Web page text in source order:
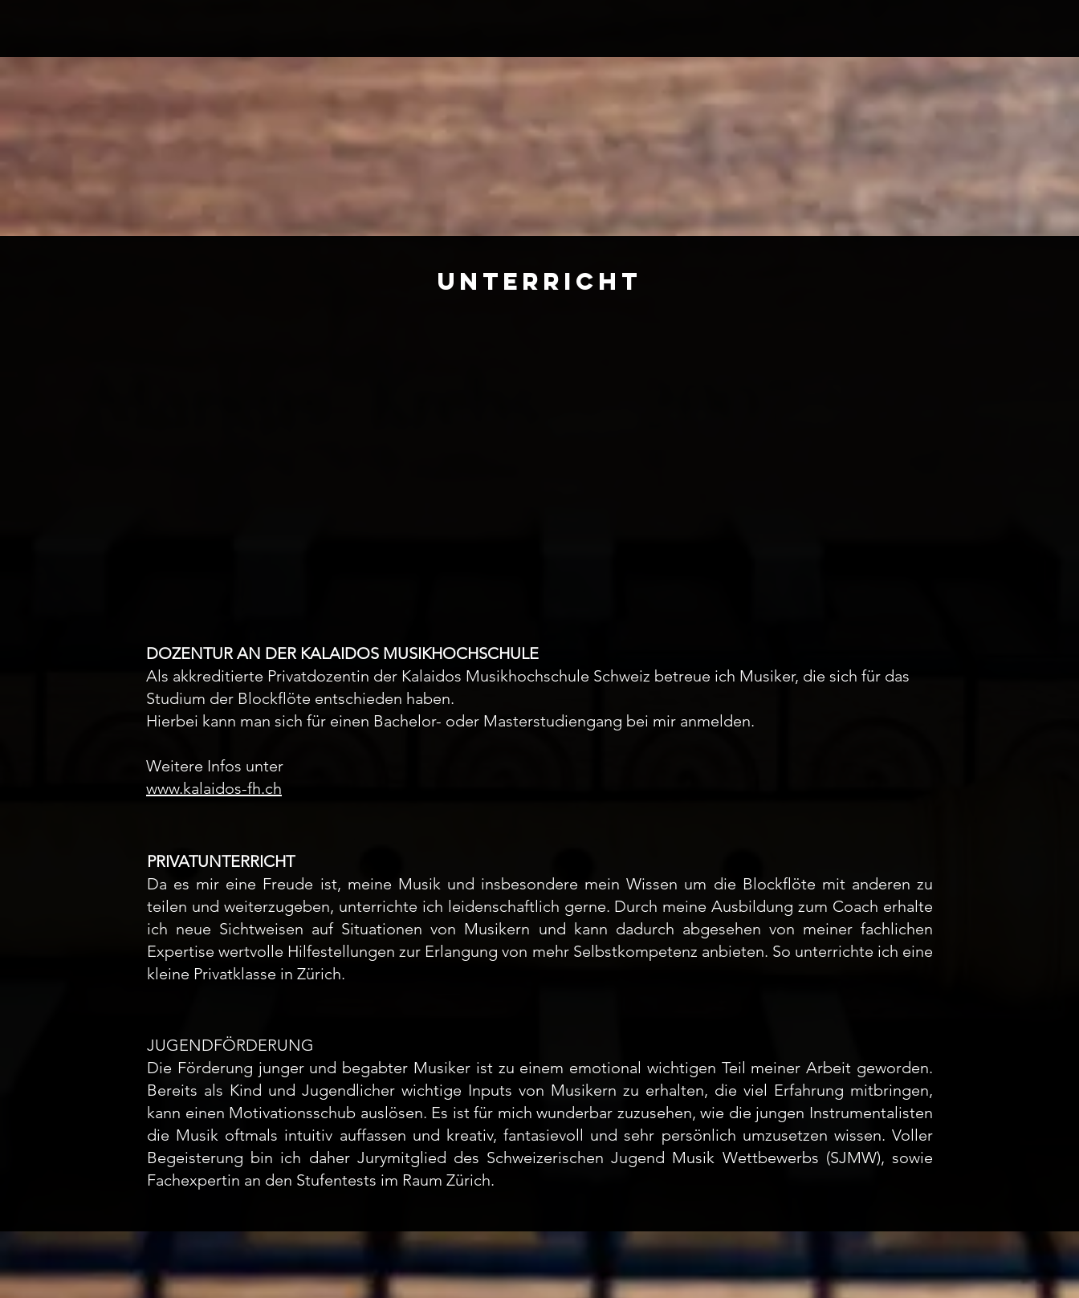
UNTERRICHT
DOZENTUR AN DER KALAIDOS MUSIKHOCHSCHULE
Als akkreditierte Privatdozentin der Kalaidos Musikhochschule Schweiz betreue ich Musiker, die sich für das
Studium der Blockflöte entschieden haben.
Hierbei kann man sich für einen Bachelor- oder Masterstudiengang bei mir anmelden.
Weitere Infos unter
www.kalaidos-fh.ch
PRIVATUNTERRICHT
Da es mir eine Freude ist, meine Musik und insbesondere mein Wissen um die Blockflöte mit anderen zu
teilen und weiterzugeben, unterrichte ich leidenschaftlich gerne. Durch meine Ausbildung zum Coach erhalte
ich neue Sichtweisen auf Situationen von Musikern und kann dadurch abgesehen von meiner fachlichen
Expertise wertvolle Hilfestellungen zur Erlangung von mehr Selbstkompetenz anbieten. So unterrichte ich eine
kleine Privatklasse in Zürich.
JUGENDFÖRDERUNG
Die Förderung junger und begabter Musiker ist zu einem emotional wichtigen Teil meiner Arbeit geworden.
Bereits als Kind und Jugendlicher wichtige Inputs von Musikern zu erhalten, die viel Erfahrung mitbringen,
kann einen Motivationsschub auslösen. Es ist für mich wunderbar zuzusehen, wie die jungen Instrumentalisten
die Musik oftmals intuitiv auffassen und kreativ, fantasievoll und sehr persönlich umzusetzen wissen. Voller
Begeisterung bin ich daher Jurymitglied des Schweizerischen Jugend Musik Wettbewerbs (SJMW), sowie
Fachexpertin an den Stufentests im Raum Zürich.